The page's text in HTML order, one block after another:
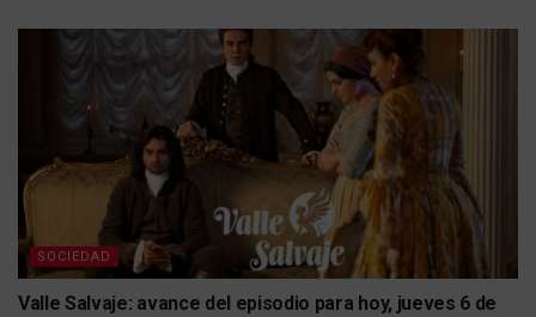
SOCIEDAD
Valle Salvaje: avance del episodio para hoy, jueves 6 de